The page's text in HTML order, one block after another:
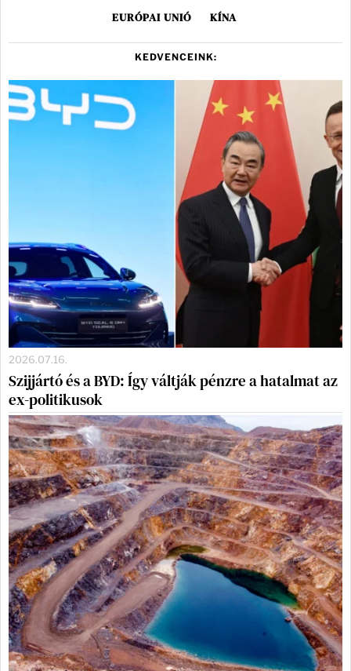
EURÓPAI UNIÓ KÍNA
KEDVENCEINK:
2026.07.16.
Szijjártó és a BYD: Így váltják pénzre a hatalmat az
ex-politikusok